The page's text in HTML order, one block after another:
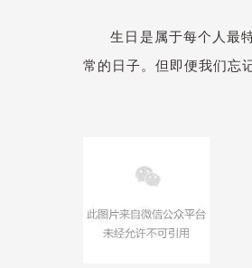
生日是属于每个人最
常的日子。但即便我们忘